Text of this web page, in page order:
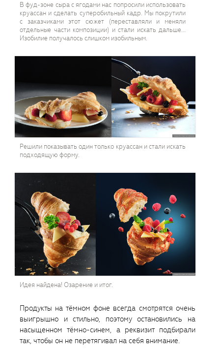
В фуд-зоне сыра с ягодами нас попросили использовать
круассан и сделать суперобильный кадр. Мы покрутили
с заказчиками этот сюжет (переставляли и меняли
отдельные части композиции) и стали искать дальше...
Изобилие получалось слишком изобильным.
Решили показывать один только круассан и стали искать
подходящую форму.
Идея найдена! Озарение и итог.
Продукты на тёмном фоне всегда смотрятся очень
выигрышно и стильно, поэтому остановились на
насыщенном тёмно-синем, а реквизит подбирали
так, чтобы он не перетягивал на себя внимание.